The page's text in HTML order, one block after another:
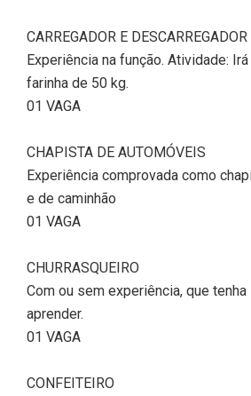
CARREGADOR E
Experiência na função. Atividade:
farinha de 50 kg.
01 VAGA
CHAPISTA DE AUTOMÓVEIS
Experiência comprovada como
e de caminhão
01 VAGA
CHURRASQUEIRO
Com ou sem experiência, que
aprender.
01 VAGA
CONFEITEIRO